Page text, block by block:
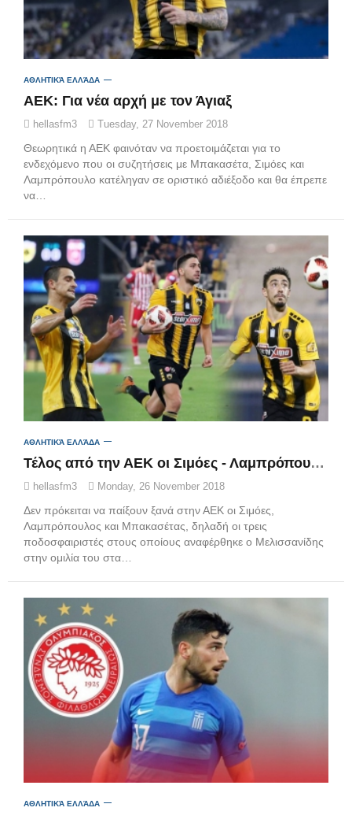
ΑΘΛΗΤΙΚΆ ΕΛΛΆΔΑ
ΑΕΚ: Για νέα αρχή με τον Άγιαξ
hellasfm3 Tuesday, 27 November 2018
Θεωρητικά η ΑΕΚ φαινόταν να προετοιμάζεται για το
ενδεχόμενο που οι συζητήσεις με Μπακασέτα, Σιμόες και
Λαμπρόπουλο κατέληγαν σε οριστικό αδιέξοδο και θα έπρεπε
να…
ΑΘΛΗΤΙΚΆ ΕΛΛΆΔΑ
Τέλος από την ΑΕΚ οι Σιμόες - Λαμπρόπουλος - Μπακασέτας
hellasfm3 Monday, 26 November 2018
Δεν πρόκειται να παίξουν ξανά στην ΑΕΚ οι Σιμόες,
Λαμπρόπουλος και Μπακασέτας, δηλαδή οι τρεις
ποδοσφαιριστές στους οποίους αναφέρθηκε ο Μελισσανίδης
στην ομιλία του στα…
ΑΘΛΗΤΙΚΆ ΕΛΛΆΔΑ